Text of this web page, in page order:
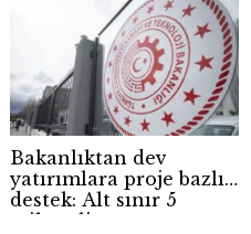
Bakanlıktan dev
yatırımlara proje bazlı
destek: Alt sınır 5
milyar lira